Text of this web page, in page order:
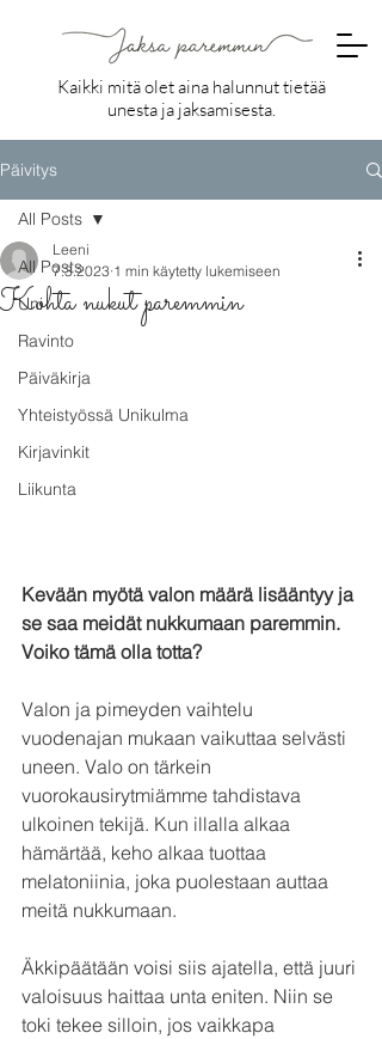
Kaikki mitä olet aina halunnut tietää
unesta ja jaksamisesta.
Päivitys
All Posts
Uni
Ravinto
Päiväkirja
Yhteistyössä Unikulma
Kirjavinkit
Liikunta
All Posts
Kohta nukut paremmin
Leeni
7.3.2023 1 min käytetty lukemiseen
Kevään myötä valon määrä lisääntyy ja
se saa meidät nukkumaan paremmin.
Voiko tämä olla totta?
Valon ja pimeyden vaihtelu
vuodenajan mukaan vaikuttaa selvästi
uneen. Valo on tärkein
vuorokausirytmiämme tahdistava
ulkoinen tekijä. Kun illalla alkaa
hämärtää, keho alkaa tuottaa
melatoniinia, joka puolestaan auttaa
meitä nukkumaan.
Äkkipäätään voisi siis ajatella, että juuri
valoisuus haittaa unta eniten. Niin se
toki tekee silloin, jos vaikkapa